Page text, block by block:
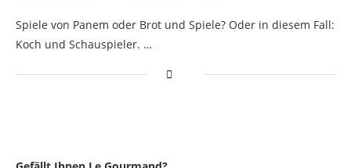
Spiele von Panem oder Brot und Spiele? Oder in diesem Fall:
Koch und Schauspieler. …